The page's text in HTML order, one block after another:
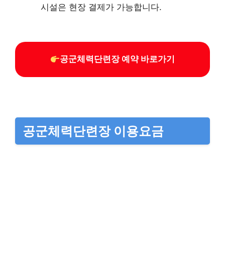
시설은 현장 결제가 가능합니다.
공군체력단련장 예약 바로가기
공군체력단련장 이용요금